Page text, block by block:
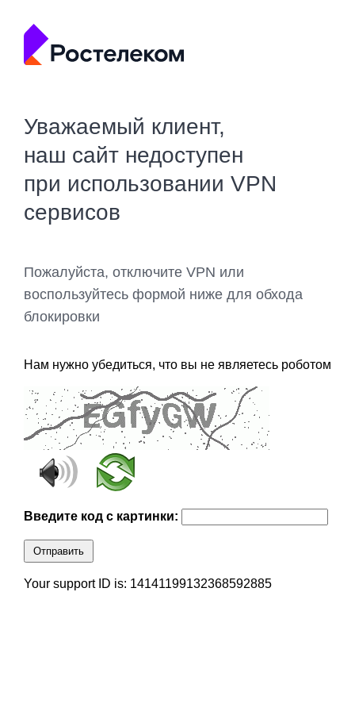
Уважаемый клиент,
наш сайт недоступен
при использовании VPN
сервисов
Пожалуйста, отключите VPN или
воспользуйтесь формой ниже для обхода
блокировки
Нам нужно убедиться, что вы не являетесь роботом
Введите код с картинки:
Отправить
Your support ID is: 14141199132368592885